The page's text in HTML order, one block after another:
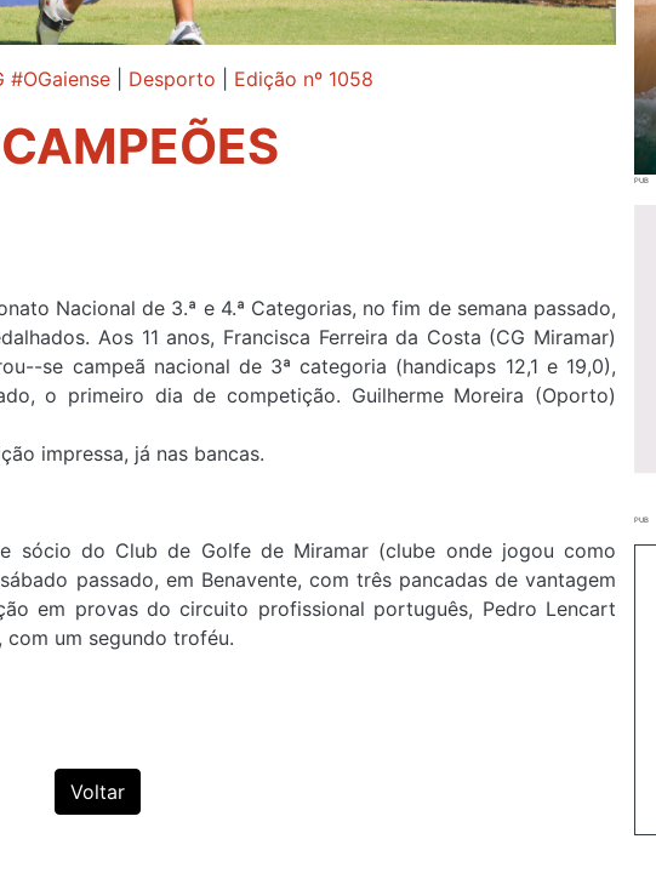
Desporto Edição nº 1058
Nacional de 3.ª e 4.ª Categorias, no fim de semana passado,
Aos 11 anos, Francisca Ferreira da Costa (CG Miramar)
se campeã nacional de 3ª categoria (handicaps 12,1 e 19,0),
o primeiro dia de competição. Guilherme Moreira (Oporto)
impressa, já nas bancas.
sócio do Club de Golfe de Miramar (clube onde jogou como
passado, em Benavente, com três pancadas de vantagem
em provas do circuito profissional português, Pedro Lencart
um segundo troféu.
Voltar